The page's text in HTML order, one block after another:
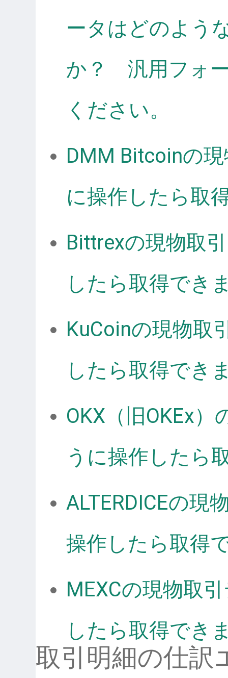
ータはどのよう
か？ 汎用フォ
ください。
DMM Bitcoinの
に操作したら取
Bittrexの現物取
したら取得でき
KuCoinの現物取
したら取得でき
OKX（旧OKEx
うに操作したら
ALTERDICEの現
操作したら取得
MEXCの現物取
したら取得でき
取引明細の仕訳